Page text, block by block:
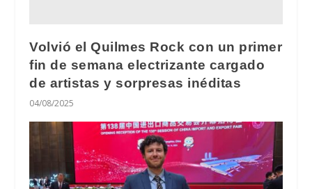
Volvió el Quilmes Rock con un primer
fin de semana electrizante cargado
de artistas y sorpresas inéditas
04/08/2025